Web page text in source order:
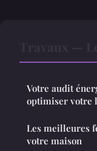
Votre audit
optimiser votre
Les meilleures
votre maison